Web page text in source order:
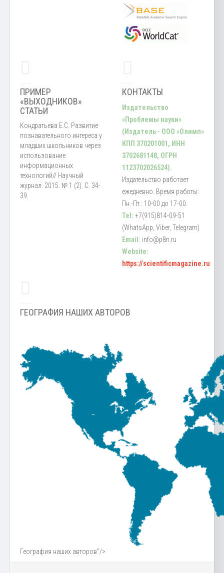
ПРИМЕР
«ВЫХОДНИКОВ»
СТАТЬИ
Кондратьева Е.С. Развитие
познавательного интереса у
младших школьников через
использование
информационных
технологий// Научный
журнал. 2015. № 1 (2). С. 34-
39.
КОНТАКТЫ
Издательство
«Проблемы науки»
(Издатель - ООО «Олимп»
КПП 370201001, ИНН
3702681148, ОГРН
1123702026524).
Издательство работает
ежедневно. Время работы:
Пн.-Пт.: 10-00 до 17-00.
Tel: +7(915)814-09-51
(WhatsApp, Viber, Telegram)
Email: info@p8n.ru
Website:
https://scientificmagazine.ru
ГЕОГРАФИЯ НАШИХ АВТОРОВ
География наших авторов"/>